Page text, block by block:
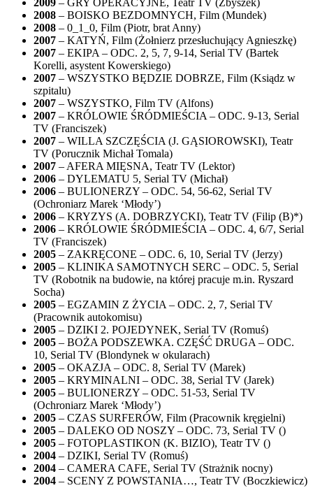
2009 – GRY OPERACYJNE, Teatr TV (Zbyszek)
2008 – BOISKO BEZDOMNYCH, Film (Mundek)
2008 – 0_1_0, Film (Piotr, brat Anny)
2007 – KATYŃ, Film (Żołnierz przesłuchujący Agnieszkę)
2007 – EKIPA – ODC. 2, 5, 7, 9-14, Serial TV (Bartek
Korelli, asystent Kowerskiego)
2007 – WSZYSTKO BĘDZIE DOBRZE, Film (Ksiądz w
szpitalu)
2007 – WSZYSTKO, Film TV (Alfons)
2007 – KRÓLOWIE ŚRÓDMIEŚCIA – ODC. 9-13, Serial
TV (Franciszek)
2007 – WILLA SZCZĘŚCIA (J. GĄSIOROWSKI), Teatr
TV (Porucznik Michał Tomala)
2007 – AFERA MIĘSNA, Teatr TV (Lektor)
2006 – DYLEMATU 5, Serial TV (Michał)
2006 – BULIONERZY – ODC. 54, 56-62, Serial TV
(Ochroniarz Marek ‘Młody’)
2006 – KRYZYS (A. DOBRZYCKI), Teatr TV (Filip (B)*)
2006 – KRÓLOWIE ŚRÓDMIEŚCIA – ODC. 4, 6/7, Serial
TV (Franciszek)
2005 – ZAKRĘCONE – ODC. 6, 10, Serial TV (Jerzy)
2005 – KLINIKA SAMOTNYCH SERC – ODC. 5, Serial
TV (Robotnik na budowie, na której pracuje m.in. Ryszard
Socha)
2005 – EGZAMIN Z ŻYCIA – ODC. 2, 7, Serial TV
(Pracownik autokomisu)
2005 – DZIKI 2. POJEDYNEK, Serial TV (Romuś)
2005 – BOŻA PODSZEWKA. CZĘŚĆ DRUGA – ODC.
10, Serial TV (Blondynek w okularach)
2005 – OKAZJA – ODC. 8, Serial TV (Marek)
2005 – KRYMINALNI – ODC. 38, Serial TV (Jarek)
2005 – BULIONERZY – ODC. 51-53, Serial TV
(Ochroniarz Marek ‘Młody’)
2005 – CZAS SURFERÓW, Film (Pracownik kręgielni)
2005 – DALEKO OD NOSZY – ODC. 73, Serial TV ()
2005 – FOTOPLASTIKON (K. BIZIO), Teatr TV ()
2004 – DZIKI, Serial TV (Romuś)
2004 – CAMERA CAFE, Serial TV (Strażnik nocny)
2004 – SCENY Z POWSTANIA…, Teatr TV (Boczkiewicz)